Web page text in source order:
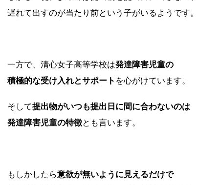
遅れて出すのが当たり前という子がいるようです。
一方で、清心女子高等学校は発達障害児童の
積極的な受け入れとサポート を心がけています。
そして提出物がいつも提出日に間に合わないのは
発達障害児童の特徴とも言います。
もしかしたら意欲が無いように見えるだけで